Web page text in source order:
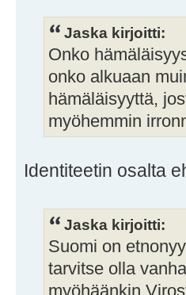
Jaska kirjoitti:
Onko
onko alkuaan
hämäläisyyttä,
myöhemmin
Identiteetin osalta
Jaska kirjoitti:
Suomi on
tarvitse olla